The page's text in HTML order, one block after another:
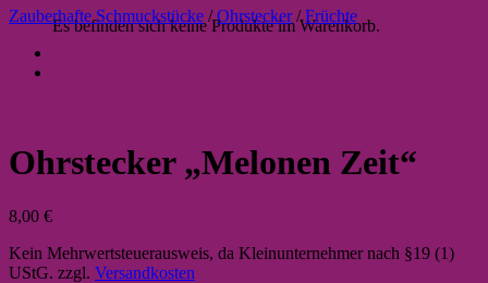
Es befinden sich keine Produkte im Warenkorb.
Zauberhafte Schmuckstücke / Ohrstecker / Früchte
Ohrstecker „Melonen Zeit“
8,00 €
Kein Mehrwertsteuerausweis, da Kleinunternehmer nach §19 (1)
UStG. zzgl. Versandkosten